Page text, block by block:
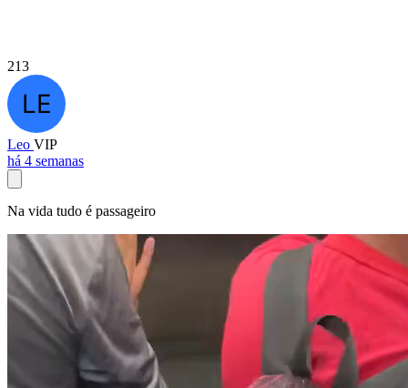
213
Leo VIP
há 4 semanas
Na vida tudo é passageiro